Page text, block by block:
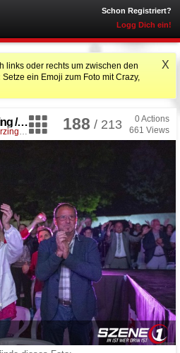
Schon Registriert?
Logg Dich ein!
X
links oder rechts um zwischen den
Setze ein Emoji zum Foto mit Crazy,
0Actions
661 Views
188 / 213
WESTBOUND live in Sterzing / Vipiteno
, Sterzing